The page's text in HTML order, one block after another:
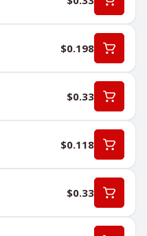
$0.198
$0.33
$0.118
$0.33